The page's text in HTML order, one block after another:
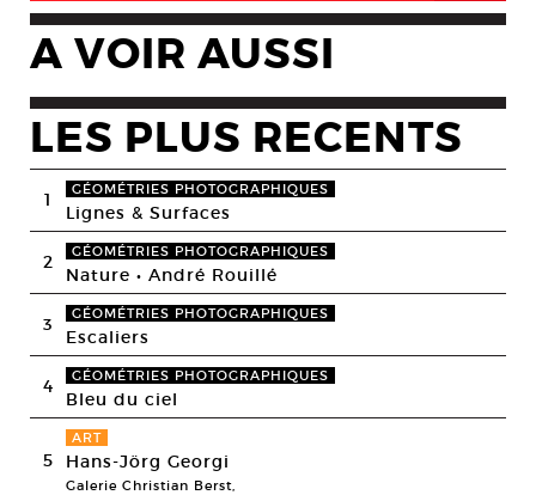
A VOIR AUSSI
LES PLUS RECENTS
1 GÉOMÉTRIES PHOTOGRAPHIQUES
Lignes & Surfaces
2 GÉOMÉTRIES PHOTOGRAPHIQUES
Nature • André Rouillé
3 GÉOMÉTRIES PHOTOGRAPHIQUES
Escaliers
4 GÉOMÉTRIES PHOTOGRAPHIQUES
Bleu du ciel
5
ART
Hans-Jörg Georgi
Galerie Christian Berst,